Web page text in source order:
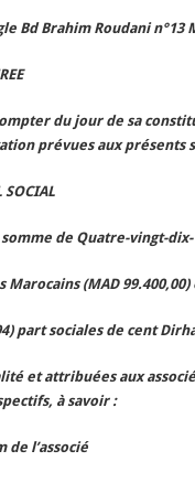
Bd Brahim Roudani n°13
du jour de sa
prévues aux présents
SOCIAL
de Quatre-vingt-dix-
(MAD
part sociales de cent
et attribuées aux
à savoir :
de l’associé